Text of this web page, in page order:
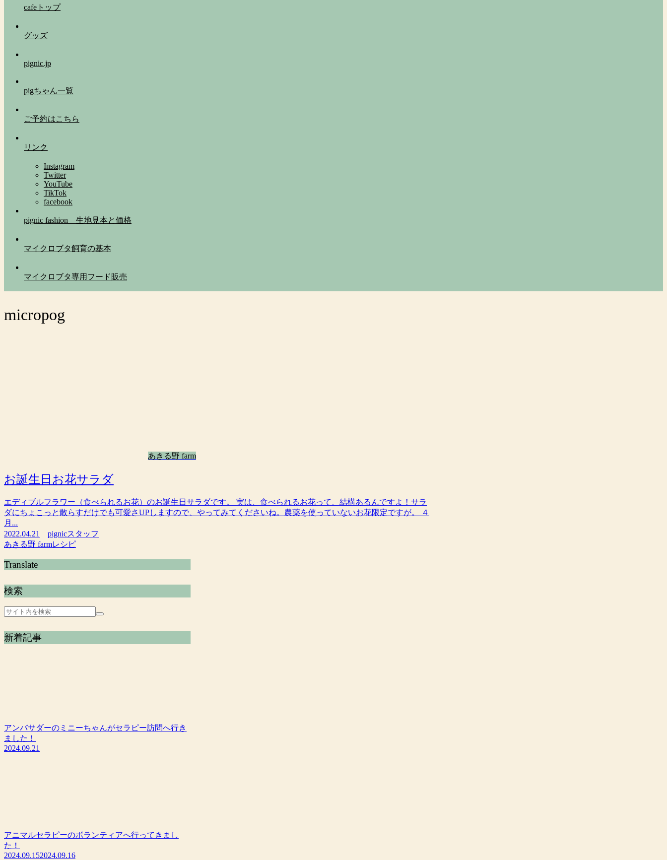
cafeトップ
グッズ
pignic.jp
pigちゃん一覧
ご予約はこちら
リンク
Instagram
Twitter
YouTube
TikTok
facebook
pignic fashion 生地見本と価格
マイクロブタ飼育の基本
マイクロブタ専用フード販売
micropog
あきる野 farm
お誕生日お花サラダ
エディブルフラワー（食べられるお花）のお誕生日サラダです。 実は、食べられるお花って、結構あるんですよ！サラ
ダにちょこっと散らすだけでも可愛さUPしますので、やってみてくださいね。農薬を使っていないお花限定ですが。 ４
月...
2022.04.21
pignicスタッフ
あきる野 farmレシピ
Translate
検索
新着記事
アンバサダーのミニーちゃんがセラピー訪問へ行き
ました！
2024.09.21
アニマルセラピーのボランティアへ行ってきまし
た！
2024.09.152024.09.16